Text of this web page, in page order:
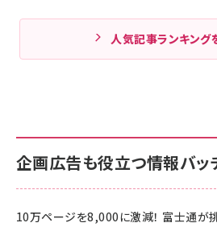
人気記事ランキング
企画広告も役立つ情報バッ
10万ページを8,000に激減！ 富士通が